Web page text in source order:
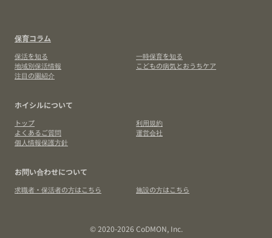
保育コラム
保活を知る
一時保育を知る
地域別保活情報
こどもの病気とおうちケア
注目の園紹介
ホイシルについて
トップ
利用規約
よくあるご質問
運営会社
個人情報保護方針
お問い合わせについて
求職者・保活者の方はこちら 施設の方はこちら
© 2020-2026 CoDMON, Inc.